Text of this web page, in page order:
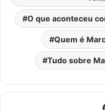
O que aconteceu
Quem é
Tudo sobre